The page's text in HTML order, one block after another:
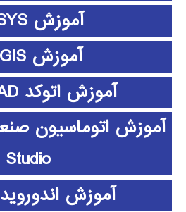
آموزش ANSYS
آموزش ArcGIS
آموزش اتوکد AUTOCAD
Studio
آموزش اندوروید android